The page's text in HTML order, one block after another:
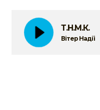
Т.Н.М.К.
Вітер Надії